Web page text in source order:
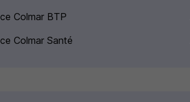
Colmar BTP
Colmar Santé